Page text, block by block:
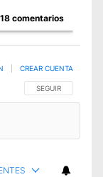
18 comentarios
SIGA ESTA
SEGUIR
CREAR CUENTA